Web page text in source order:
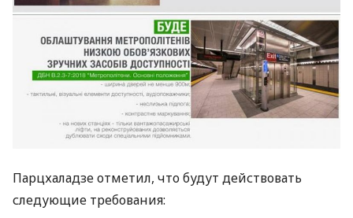
Парцхаладзе отметил, что будут действовать
следующие требования: